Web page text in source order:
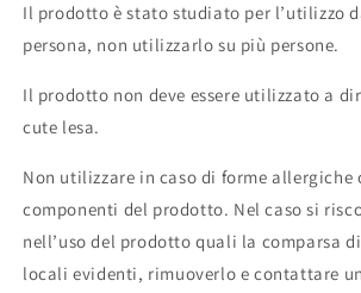
Il prodotto è stato studiato per l’utilizzo
persona, non utilizzarlo su più persone.
Il prodotto non deve essere utilizzato a
cute lesa.
Non utilizzare in caso di forme
componenti del prodotto. Nel caso si
nell’uso del prodotto quali la comparsa
locali evidenti, rimuoverlo e contattare